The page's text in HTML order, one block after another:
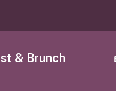
Brunch 🍰